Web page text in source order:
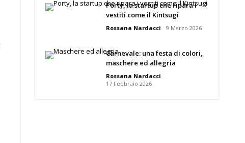
Porty, la startup che ripara i
vestiti come il Kintsugi
Rossana Nardacci 9 Marzo 2026
Carnevale: una festa di colori,
maschere ed allegria
Rossana Nardacci
17 Febbraio 2026